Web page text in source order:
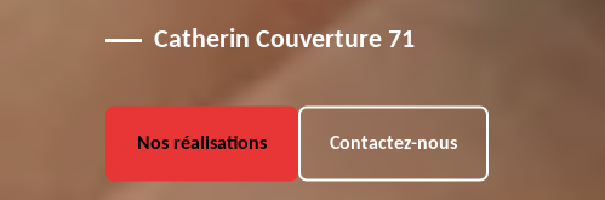
Catherin Couverture 71
Nos réalisations Contactez-nous